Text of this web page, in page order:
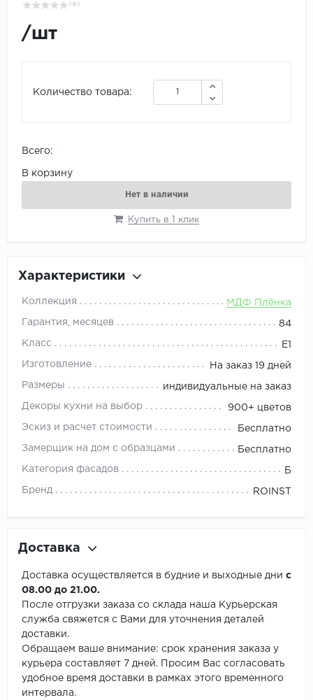
( 0 )
/шт
Количество товара:
Всего:
В корзину
Нет в наличии
Купить в 1 клик
Характеристики
Коллекция МДФ Плёнка
Гарантия, месяцев 84
Класс E1
Изготовление На заказ 19 дней
Размеры индивидуальные на заказ
Декоры кухни на выбор 900+ цветов
Эскиз и расчет стоимости Бесплатно
Замерщик на дом с образцами Бесплатно
Категория фасадов Б
Бренд ROINST
Доставка
Доставка осуществляется в будние и выходные дни с
08.00 до 21.00.
После отгрузки заказа со склада наша Курьерская
служба свяжется с Вами для уточнения деталей
доставки.
Обращаем ваше внимание: срок хранения заказа у
курьера составляет 7 дней. Просим Вас согласовать
удобное время доставки в рамках этого временного
интервала.